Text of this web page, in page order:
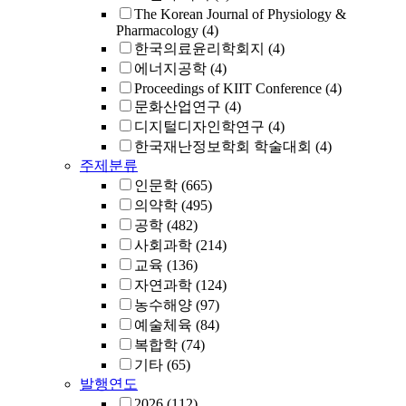
The Korean Journal of Physiology &
Pharmacology (4)
한국의료윤리학회지 (4)
에너지공학 (4)
Proceedings of KIIT Conference (4)
문화산업연구 (4)
디지털디자인학연구 (4)
한국재난정보학회 학술대회 (4)
주제분류
인문학 (665)
의약학 (495)
공학 (482)
사회과학 (214)
교육 (136)
자연과학 (124)
농수해양 (97)
예술체육 (84)
복합학 (74)
기타 (65)
발행연도